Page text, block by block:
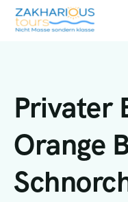
Privater
Orange